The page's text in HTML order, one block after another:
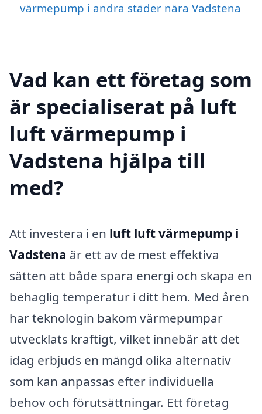
värmepump i andra städer nära Vadstena
Vad kan ett företag som
är specialiserat på luft
luft värmepump i
Vadstena hjälpa till
med?
Att investera i en luft luft värmepump i
Vadstena är ett av de mest effektiva
sätten att både spara energi och skapa en
behaglig temperatur i ditt hem. Med åren
har teknologin bakom värmepumpar
utvecklats kraftigt, vilket innebär att det
idag erbjuds en mängd olika alternativ
som kan anpassas efter individuella
behov och förutsättningar. Ett företag